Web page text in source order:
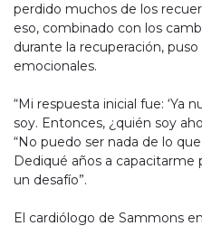
perdido muchos de los
eso, combinado con los
durante la recuperación,
emocionales.
“Mi respuesta inicial fue: ‘Ya
soy. Entonces, ¿quién soy
“No puedo ser nada de lo
Dediqué años a capacitarme
un desafío”.
El cardiólogo de Sammons